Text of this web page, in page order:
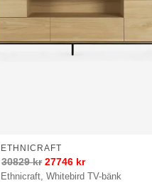
Ethnicraft, Whitebird TV-bänk
ETHNICRAFT
30829kr 27746 kr